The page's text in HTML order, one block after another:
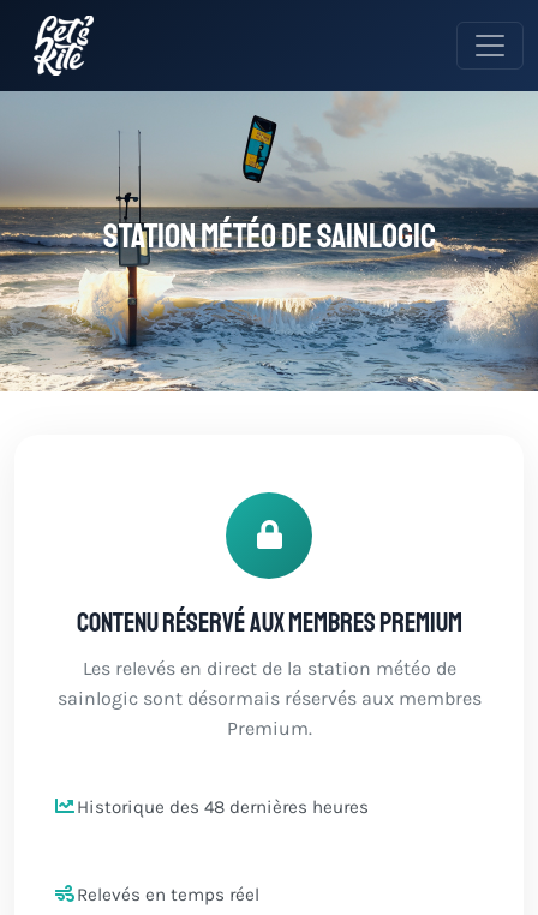
Station météo de sainlogic
Contenu réservé aux membres Premium
Les relevés en direct de la station météo de
sainlogic sont désormais réservés aux membres
Premium.
Historique des 48 dernières heures
Relevés en temps réel